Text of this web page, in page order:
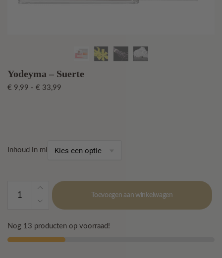
Yodeyma – Suerte
€ 9,99 - € 33,99
Inhoud in ml
aantal
Toevoegen aan winkelwagen
Nog 13 producten op voorraad!